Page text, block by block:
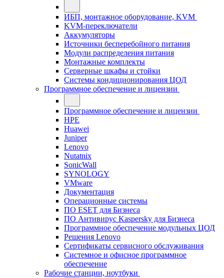
ИБП, монтажное оборудование, KVM
KVM-переключатели
Аккумуляторы
Источники бесперебойного питания
Модули распределения питания
Монтажные комплекты
Серверные шкафы и стойки
Системы кондиционирования ЦОД
Программное обеспечение и лицензии
Программное обеспечение и лицензии
HPE
Huawei
Juniper
Lenovo
Nutatnix
SonicWall
SYNOLOGY
VMware
Документация
Операционные системы
ПО ESET для Бизнеса
ПО Антивирус Kaspersky для Бизнеса
Программное обеспечение модульных ЦОД
Решения Lenovo
Сертификаты сервисного обслуживания
Системное и офисное программное
обеспечение
Рабочие станции, ноутбуки